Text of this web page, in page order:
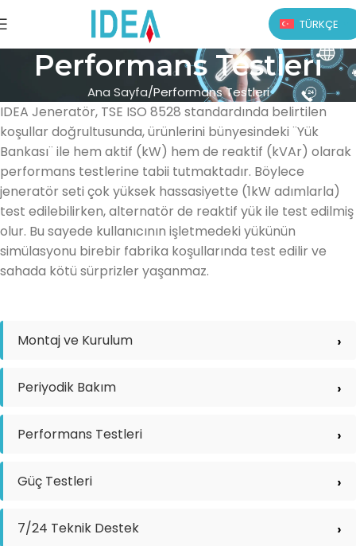
TÜRKÇE
Performans Testleri
Ana Sayfa Performans Testleri
Montaj ve Kurulum
Periyodik Bakım
Performans Testleri
Güç Testleri
7/24 Teknik Destek
IDEA Jeneratör, TSE ISO 8528 standardında belirtilen
koşullar doğrultusunda, ürünlerini bünyesindeki ¨Yük
Bankası¨ ile hem aktif (kW) hem de reaktif (kVAr) olarak
performans testlerine tabii tutmaktadır. Böylece
jeneratör seti çok yüksek hassasiyette (1kW adımlarla)
test edilebilirken, alternatör de reaktif yük ile test edilmiş
olur. Bu sayede kullanıcının işletmedeki yükünün
simülasyonu birebir fabrika koşullarında test edilir ve
sahada kötü sürprizler yaşanmaz.